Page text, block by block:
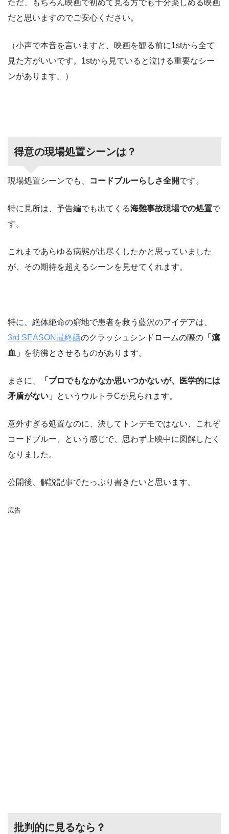
ただ、もちろん映画で初めて見る方でも十分楽しめる映画
だと思いますのでご安心ください。
（小声で本音を言いますと、映画を観る前に1stから全て
見た方がいいです。1stから見ていると泣ける重要なシー
ンがあります。）
得意の現場処置シーンは？
現場処置シーンでも、 コードブルーらしさ全開です。
特に見所は、予告編でも出てくる海難事故現場での処置で
す。
これまであらゆる病態が出尽くしたかと思っていました
が、その期待を超えるシーンを見せてくれます。
特に、絶体絶命の窮地で患者を救う藍沢のアイデアは、
3rd SEASON最終話のクラッシュシンドロームの際の 「瀉
血」 を彷彿とさせるものがあります。
まさに、
「プロでもなかなか思いつかないが、医学的には
矛盾がない」 というウルトラCが見られます。
意外すぎる処置なのに、決してトンデモではない、これぞ
コードブルー、という感じで、思わず上映中に図解したく
なりました。
公開後、解説記事でたっぷり書きたいと思います。
広告
批判的に見るなら？